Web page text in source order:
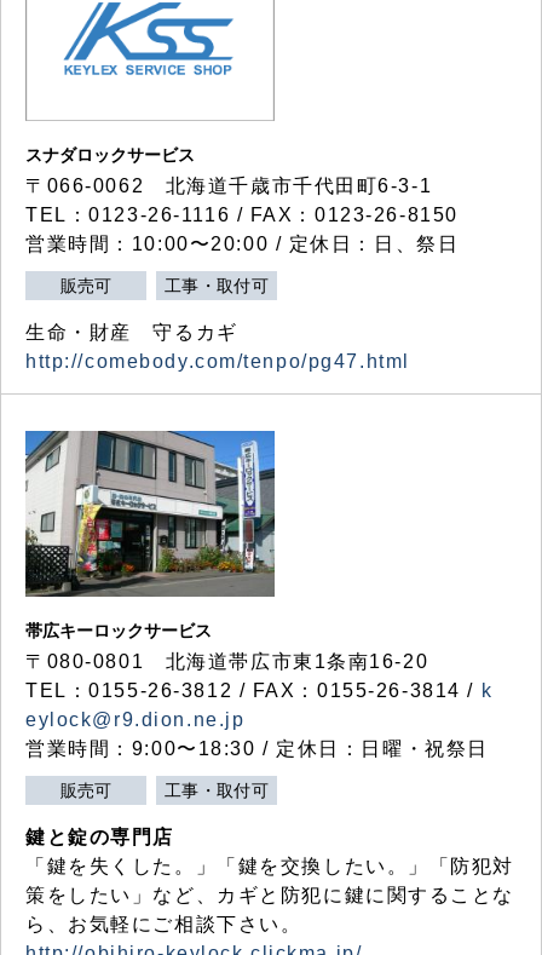
スナダロックサービス
〒066-0062 北海道千歳市千代田町6-3-1
TEL：0123-26-1116 / FAX：0123-26-8150
営業時間：10:00〜20:00 / 定休日：日、祭日
販売可 工事・取付可
生命・財産 守るカギ
http://comebody.com/tenpo/pg47.html
帯広キーロックサービス
〒080-0801 北海道帯広市東1条南16-20
TEL：0155-26-3812 / FAX：0155-26-3814 / k
eylock@r9.dion.ne.jp
営業時間：9:00〜18:30 / 定休日：日曜・祝祭日
販売可 工事・取付可
鍵と錠の専門店
「鍵を失くした。」「鍵を交換したい。」「防犯対
策をしたい」など、カギと防犯に鍵に関することな
ら、お気軽にご相談下さい。